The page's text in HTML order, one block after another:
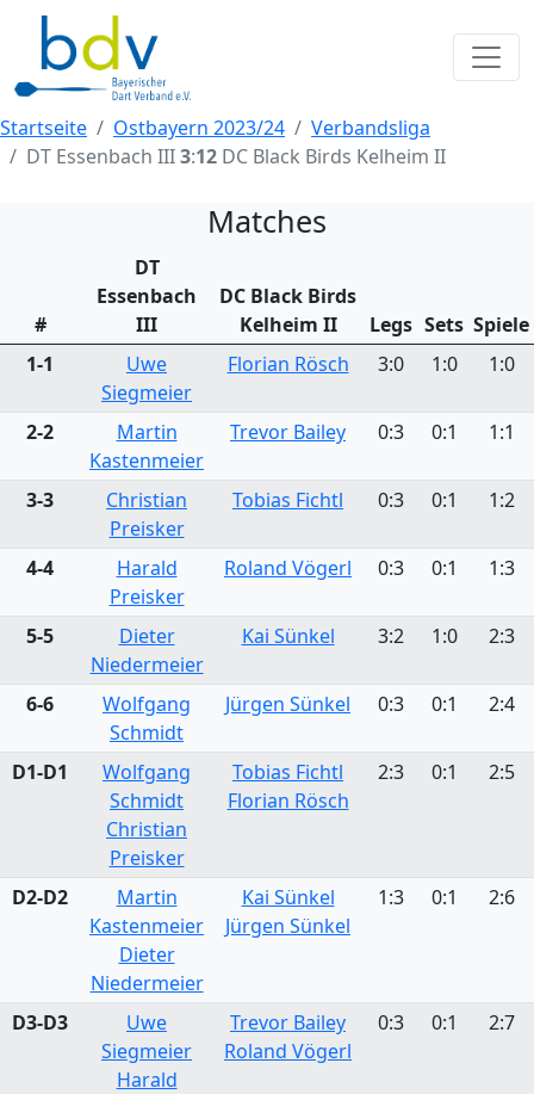
Startseite Ostbayern 2023/24
Verbandsliga
DT Essenbach III3:12 DC Black Birds Kelheim II
Matches
#
DT
Essenbach
III
DC Black Birds
Kelheim II
Legs Sets Spiele
1-1
Uwe
Siegmeier
Florian Rösch 3:0 1:0 1:0
2-2
Martin
Kastenmeier
Trevor Bailey 0:3 0:1 1:1
3-3
Christian
Preisker
Tobias Fichtl 0:3 0:1 1:2
4-4
Harald
Preisker
Roland Vögerl 0:3 0:1 1:3
5-5
Dieter
Niedermeier
Kai Sünkel 3:2 1:0 2:3
6-6
Wolfgang
Schmidt
Jürgen Sünkel 0:3 0:1 2:4
D1-D1
Wolfgang
Schmidt
Christian
Preisker
Tobias Fichtl
Florian Rösch
2:3 0:1 2:5
D2-D2
Martin
Kastenmeier
Dieter
Niedermeier
Kai Sünkel
Jürgen Sünkel
1:3 0:1 2:6
D3-D3
Uwe
Siegmeier
Harald
Trevor Bailey
Roland Vögerl
0:3 0:1 2:7